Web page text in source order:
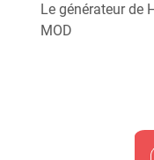
Le générateur de
MOD